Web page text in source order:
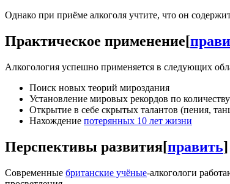
Однако при приёме алкоголя учтите, что он
Практическое применение[
Алкогология успешно применяется в следующих
Поиск новых теорий мироздания
Установление мировых рекордов по
Открытие в себе скрытых талантов (пения,
Нахождение потерянных 10 лет жизни
Перспективы развития[править]
Современные британские учёные-алкогологи